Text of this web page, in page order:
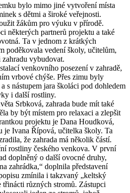
bylo mimo jiné vytvoření místa
s dětmi a široké veřejnosti.
žákům pro výuku v přírodě.
některých partnerů projektu a také
Ta v jednom z krátkých
poděkovala vedení školy, učitelům,
vybudovat.
venkovního posezení v zahradě,
vrbové chýše. Přes zimu byly
s nástupem jara školáci pod dohledem
i další rostliny.
Srbková, zahrada bude mít také
by být místem pro relaxaci a zlepšit
projektu je Dana Houdková,
je Ivana Řípová, učitelka školy. Ta
že zahrada má několik částí.
rostliny českého venkova. V první
doplněný o další ovocné druhy,
zahrádka,“ doplnila představení
zmínila i takzvaný „keltský
třinácti různých stromů. Zástupci